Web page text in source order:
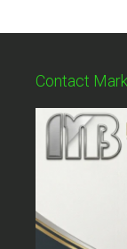
Contact